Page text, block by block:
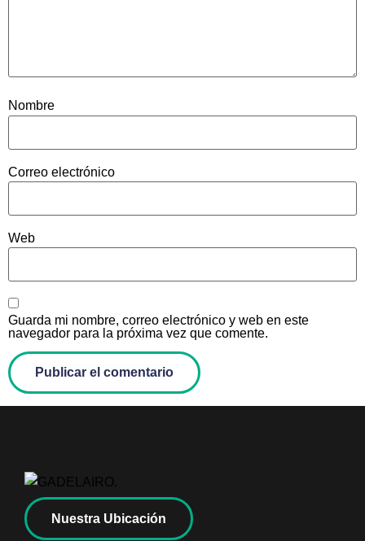
Nombre
Correo electrónico
Web
Guarda mi nombre, correo electrónico y web en este
navegador para la próxima vez que comente.
Nuestra Ubicación